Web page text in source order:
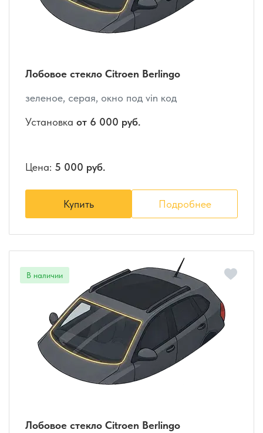
Лобовое стекло Citroen Berlingo
зеленое, серая, окно под vin код
Установка от 6 000 руб.
Цена: 5 000 руб.
Купить Подробнее
Лобовое стекло Citroen Berlingo